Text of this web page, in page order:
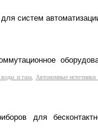
систем
и газа Автономные источники
для